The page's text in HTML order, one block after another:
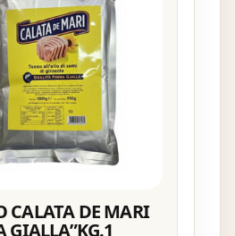
CALATA DE MARI
GIALLA”KG.1